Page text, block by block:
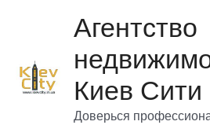
Агентство
Киев Сити
Доверься